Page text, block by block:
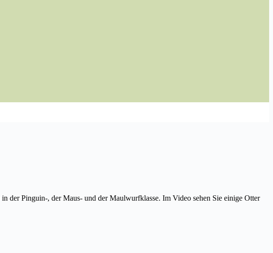
der Pinguin-, der Maus- und der Maulwurfklasse. Im Video sehen Sie einige Otter